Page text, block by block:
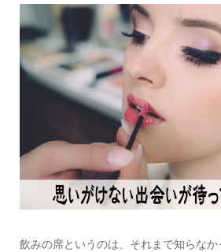
飲みの席というのは、それまで知らな